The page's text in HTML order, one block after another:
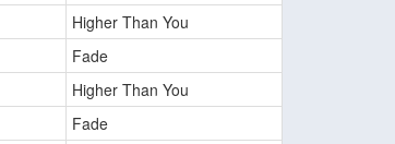
Higher Than You
Fade
Higher Than You
Fade